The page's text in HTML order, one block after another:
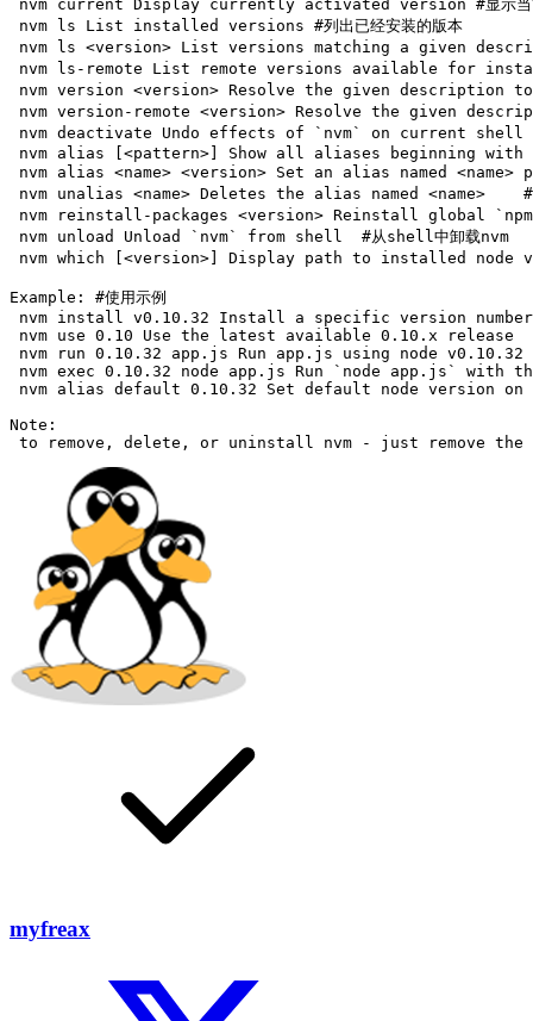
nvm current Display currently activated version #显示当前
nvm ls List installed versions #列出已经安装的版本
nvm ls <version> List versions matching a given
nvm ls-remote List remote versions available for install
nvm version <version> Resolve the given description
nvm version-remote <version> Resolve the given
nvm deactivate Undo effects of `nvm` on current shell
nvm alias [<pattern>] Show all aliases beginning with
nvm alias <name> <version> Set an alias named <name>
nvm unalias <name> Deletes the alias named <name>    #
nvm reinstall-packages <version> Reinstall global
nvm unload Unload `nvm` from shell  #从shell中卸载nvm
nvm which [<version>] Display path to installed node
Example: #使用示例
nvm install v0.10.32 Install a specific version number
nvm use 0.10 Use the latest available 0.10.x release
nvm run 0.10.32 app.js Run app.js using node v0.10.32
nvm exec 0.10.32 node app.js Run `node app.js` with
nvm alias default 0.10.32 Set default node version
Note:
myfreax